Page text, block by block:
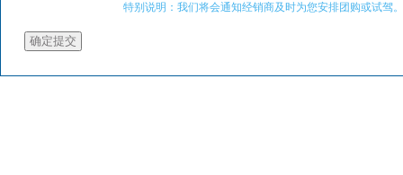
特别说明：我们将会通知经销商及时为您安排团购或试驾。